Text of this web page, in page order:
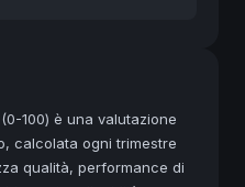
(0-100) è una valutazione
calcolata ogni trimestre
qualità, performance di